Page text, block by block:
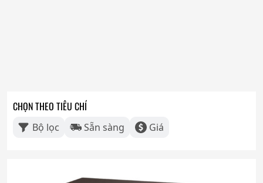
CHỌN THEO TIÊU CHÍ
Bộ lọc Sẵn sàng Giá